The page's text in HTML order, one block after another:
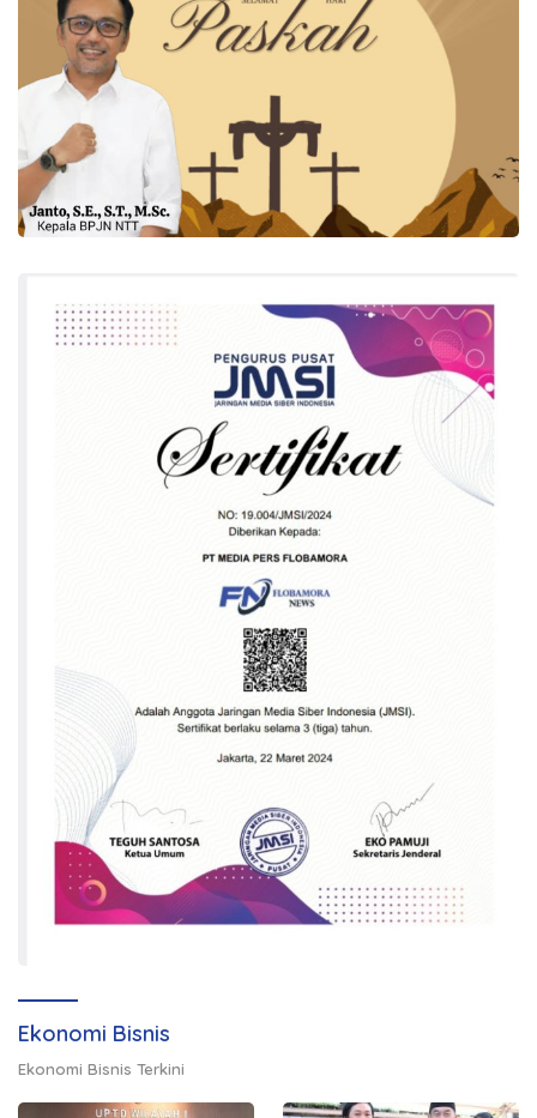
Ekonomi Bisnis
Ekonomi Bisnis Terkini